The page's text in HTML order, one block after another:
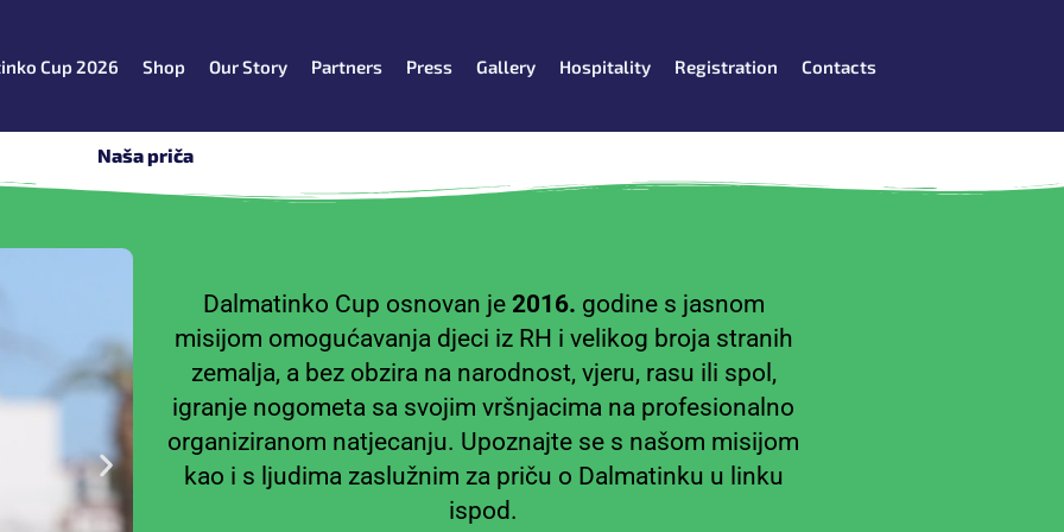
Cup 2026 Shop Our Story Partners Press Gallery Hospitality Registration Contacts
Naša priča
Dalmatinko Cup osnovan je 2016. godine s jasnom
misijom omogućavanja djeci iz RH i velikog broja stranih
zemalja, a bez obzira na narodnost, vjeru, rasu ili spol,
igranje nogometa sa svojim vršnjacima na profesionalno
organiziranom natjecanju. Upoznajte se s našom misijom
kao i s ljudima zaslužnim za priču o Dalmatinku u linku
ispod.